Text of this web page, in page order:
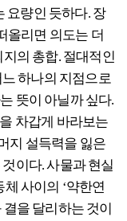
요량인 듯하다. 장
올리면 의도는 더
의 총합. 절대적인
느 하나의 지점으로
뜻이 아닐까 싶다.
차갑게 바라보는
지 설득력을 잃은
이다. 사물과 현실
사이의 ‘약한연
을 달리하는 것이